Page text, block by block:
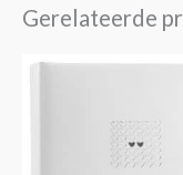
Gerelateerde